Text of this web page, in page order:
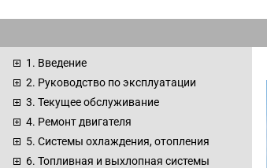
1. Введение
2. Руководство по эксплуатации
3. Текущее обслуживание
4. Ремонт двигателя
5. Системы охлаждения, отопления
6. Топливная и выхлопная системы